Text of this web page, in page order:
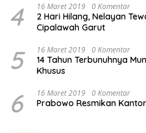
4 16 Maret 2019 0 Komentar
2 Hari Hilang, Nelayan
Cipalawah Garut
5 16 Maret 2019 0 Komentar
14 Tahun Terbunuhnya
Khusus
6 16 Maret 2019 0 Komentar
Prabowo Resmikan